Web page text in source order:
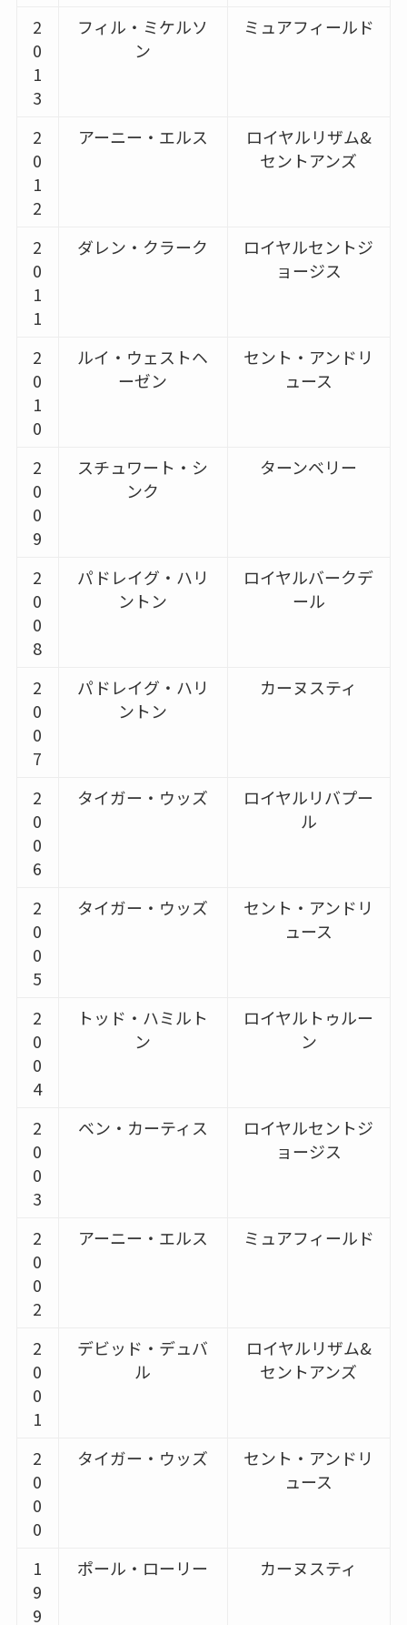
2
0
1
3
フィル・ミケルソ
ン
ミュアフィールド
2
0
1
2
アーニー・エルス
ロイヤルリザム&
セントアンズ
2
0
1
1
ダレン・クラーク
ロイヤルセントジ
ョージス
2
0
1
0
ルイ・ウェストヘ
ーゼン
セント・アンドリ
ュース
2
0
0
9
スチュワート・シ
ンク
ターンベリー
2
0
0
8
パドレイグ・ハリ
ントン
ロイヤルバークデ
ール
2
0
0
7
パドレイグ・ハリ
ントン
カーヌスティ
2
0
0
6
タイガー・ウッズ
ロイヤルリバプー
ル
2
0
0
5
タイガー・ウッズ
セント・アンドリ
ュース
2
0
0
4
トッド・ハミルト
ン
ロイヤルトゥルー
ン
2
0
0
3
ベン・カーティス
ロイヤルセントジ
ョージス
2
0
0
2
アーニー・エルス ミュアフィールド
2
0
0
1
デビッド・デュバ
ル
ロイヤルリザム&
セントアンズ
2
0
0
0
タイガー・ウッズ
セント・アンドリ
ュース
1
9
9
ポール・ローリー カーヌスティ